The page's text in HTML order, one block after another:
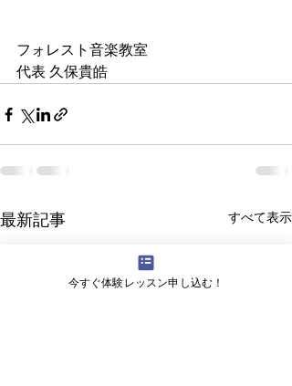
フォレスト音楽教室
代表 久保貴皓
最新記事 すべて表示
今すぐ体験レッスン申し込む！